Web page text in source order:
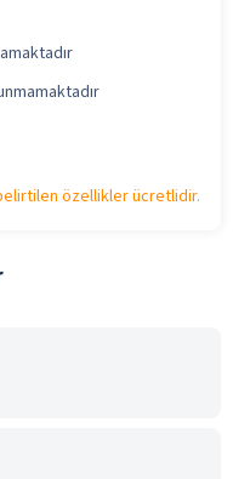
özellikler ücretlidir.